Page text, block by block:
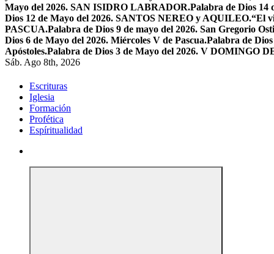
Mayo del 2026. SAN ISIDRO LABRADOR.Palabra de Dios 14
Dios 12 de Mayo del 2026. SANTOS NEREO y AQUILEO.“El
PASCUA.Palabra de Dios 9 de mayo del 2026. San Gregorio
Dios 6 de Mayo del 2026. Miércoles V de Pascua.Palabra de
Apóstoles.Palabra de Dios 3 de Mayo del 2026. V DOMINGO
Sáb. Ago 8th, 2026
Escrituras
Iglesia
Formación
Profética
Espíritualidad